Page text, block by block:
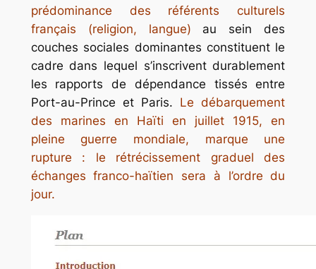
prédominance des référents culturels
français (religion, langue) au sein des
couches sociales dominantes constituent le
cadre dans lequel s’inscrivent durablement
les rapports de dépendance tissés entre
Port-au-Prince et Paris. Le débarquement
des marines en Haïti en juillet 1915, en
pleine guerre mondiale, marque une
rupture : le rétrécissement graduel des
échanges franco-haïtien sera à l’ordre du
jour.